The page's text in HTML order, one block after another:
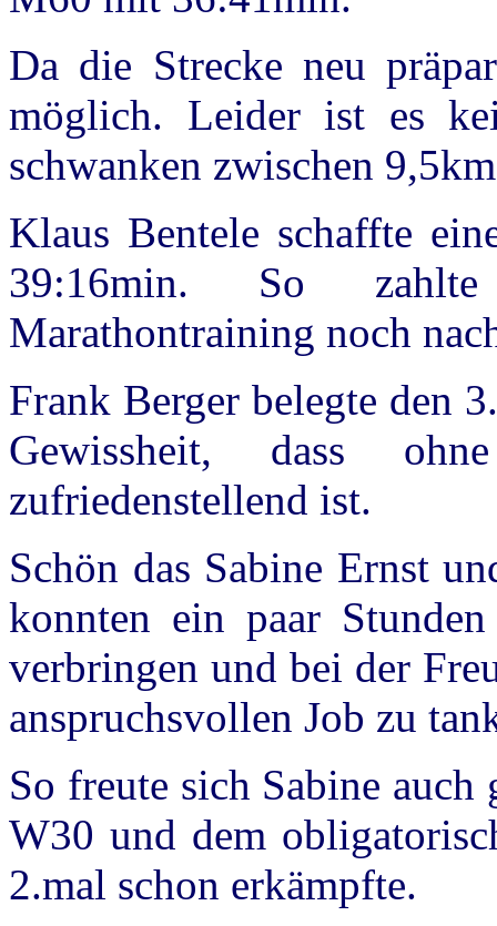
Da die Strecke neu
möglich. Leider ist es
schwanken zwischen
Klaus Bentele schaffte
39:16min. So
Marathontraining noch
Frank Berger belegte den
Gewissheit, dass
zufriedenstellend ist.
Schön das Sabine Ernst
konnten ein paar
verbringen und bei der
anspruchsvollen Job zu
So freute sich Sabine auch
W30 und dem
2.mal schon erkämpfte.